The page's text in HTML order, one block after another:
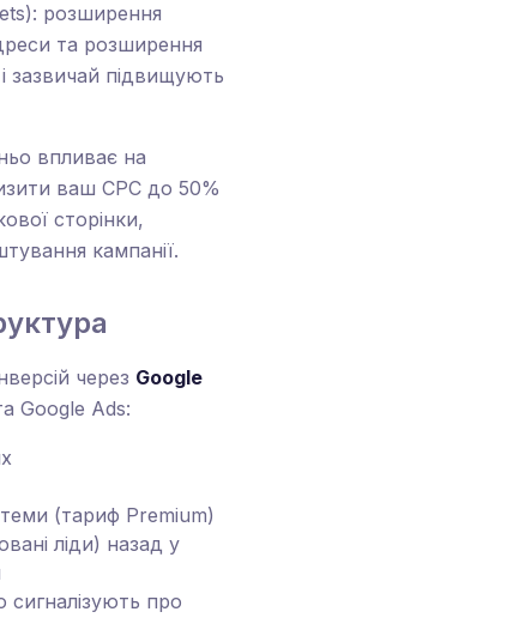
розширення
та розширення
зазвичай підвищують
впливає на
ваш CPC до 50%
сторінки,
кампанії.
через Google
Google Ads:
(тариф Premium)
ліди) назад у
сигналізують про